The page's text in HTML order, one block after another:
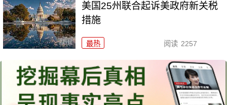
美国25州联合起诉美政府新关税
措施
最热 阅读 2257